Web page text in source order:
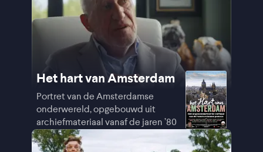
Het hart van Amsterdam
Portret van de Amsterdamse
onderwereld, opgebouwd uit
archiefmateriaal vanaf de jaren ’80